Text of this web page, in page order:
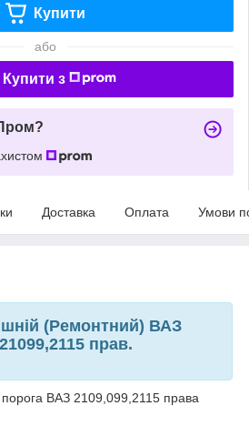
Купити
або
Купити з
Доставка Оплата Умови
(Ремонтний) ВАЗ
прав.
ВАЗ 2109,099,2115 права